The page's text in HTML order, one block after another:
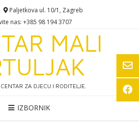
Paljetkova ul. 10/1, Zagreb
nas: +385 98 194 3707
MALI
ZA DJECU I RODITELJE.
IZBORNIK